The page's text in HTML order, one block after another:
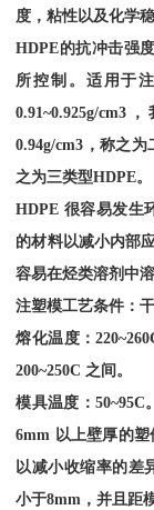
度，粘性以及化学
HDPE的抗冲击强
所控制。适用于
0.91~0.925g/cm3
0.94g/cm3 ，称之为
之为三类型HDPE。
HDPE 很容易发生
的材料以减小内部
容易在烃类溶剂中
注塑模工艺条件：
熔化温度：
200~250C 之间。
模具温度： 50~95C
6mm 以上壁厚的
以减小收缩率的差
小于8mm ，并且距